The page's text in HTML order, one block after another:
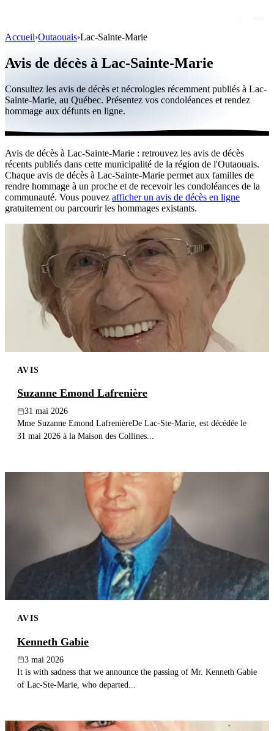
Personnalités publiques
Québec
Canada
International
Par région
Par ville
Maisons funéraires
Éternea
Blog
Publier un avis
Recherche
Accueil›Outaouais›Lac-Sainte-Marie
Avis de décès à Lac-Sainte-Marie
Consultez les avis de décès et nécrologies récemment publiés à Lac-
Sainte-Marie, au Québec. Présentez vos condoléances et rendez
hommage aux défunts en ligne.
Avis de décès à Lac-Sainte-Marie : retrouvez les avis de décès
récents publiés dans cette municipalité de la région de l'Outaouais.
Chaque avis de décès à Lac-Sainte-Marie permet aux familles de
rendre hommage à un proche et de recevoir les condoléances de la
communauté. Vous pouvez afficher un avis de décès en ligne
gratuitement ou parcourir les hommages existants.
AVIS
Suzanne Emond Lafrenière
31 mai 2026
Mme Suzanne Emond LafrenièreDe Lac-Ste-Marie, est décédée le
31 mai 2026 à la Maison des Collines...
AVIS
Kenneth Gabie
3 mai 2026
It is with sadness that we announce the passing of Mr. Kenneth Gabie
of Lac-Ste-Marie, who departed...